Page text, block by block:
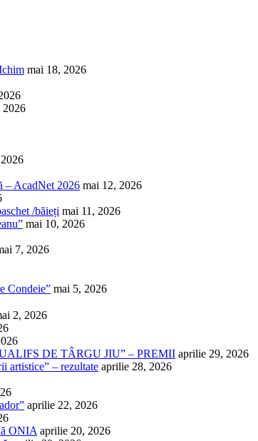
mai 18, 2026
2026
– AcadNet 2026 mai 12, 2026
/băieți mai 11, 2026
mai 10, 2026
7, 2026
Condeie” mai 5, 2026
2, 2026
DE TÂRGU JIU” – PREMII aprilie 29, 2026
artistice” – rezultate aprilie 28, 2026
aprilie 22, 2026
ONIA aprilie 20, 2026